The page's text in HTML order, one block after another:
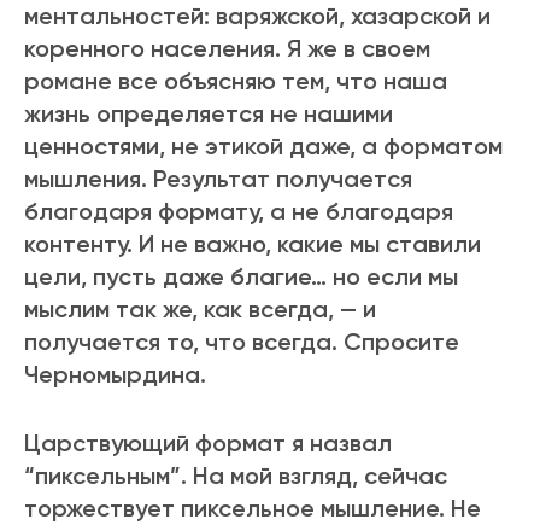
ментальностей: варяжской, хазарской и
коренного населения. Я же в своем
романе все объясняю тем, что наша
жизнь определяется не нашими
ценностями, не этикой даже, а форматом
мышления. Результат получается
благодаря формату, а не благодаря
контенту. И не важно, какие мы ставили
цели, пусть даже благие… но если мы
мыслим так же, как всегда, — и
получается то, что всегда. Спросите
Черномырдина.
Царствующий формат я назвал
“пиксельным”. На мой взгляд, сейчас
торжествует пиксельное мышление. Не